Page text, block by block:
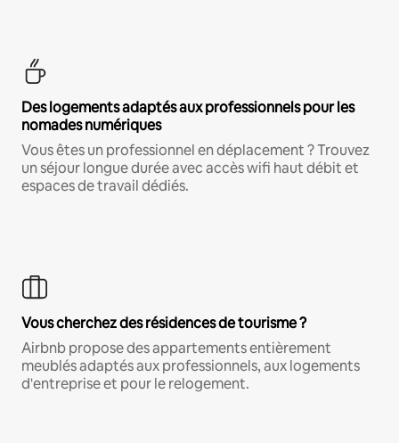
Des logements adaptés aux professionnels pour les
nomades numériques
Vous êtes un professionnel en déplacement ? Trouvez
un séjour longue durée avec accès wifi haut débit et
espaces de travail dédiés.
Vous cherchez des résidences de tourisme ?
Airbnb propose des appartements entièrement
meublés adaptés aux professionnels, aux logements
d'entreprise et pour le relogement.